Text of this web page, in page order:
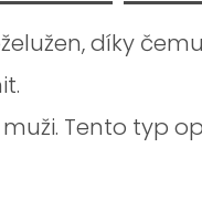
díky
Tento typ